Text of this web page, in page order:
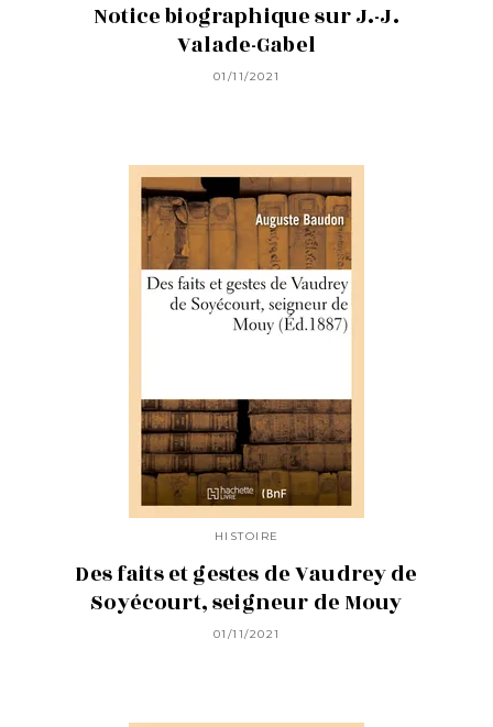
Notice biographique sur J.-J.
Valade-Gabel
01/11/2021
HISTOIRE
Des faits et gestes de Vaudrey de
Soyécourt, seigneur de Mouy
01/11/2021